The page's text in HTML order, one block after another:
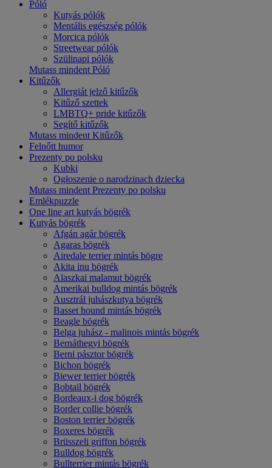
Póló
Kutyás pólók
Mentális egészség pólók
Morcica pólók
Streetwear pólók
Szülinapi pólók
Mutass mindent Póló
Kitűzők
Allergiát jelző kitűzők
Kitűző szettek
LMBTQ+ pride kitűzők
Segítő kitűzők
Mutass mindent Kitűzők
Felnőtt humor
Prezenty po polsku
Kubki
Ogłoszenie o narodzinach dziecka
Mutass mindent Prezenty po polsku
Emlékpuzzle
One line art kutyás bögrék
Kutyás bögrék
Afgán agár bögrék
Agaras bögrék
Airedale terrier mintás bögre
Akita inu bögrék
Alaszkai malamut bögrék
Amerikai bulldog mintás bögrék
Ausztrál juhászkutya bögrék
Basset hound mintás bögrék
Beagle bögrék
Belga juhász - malinois mintás bögrék
Bernáthegyi bögrék
Berni pásztor bögrék
Bichon bögrék
Biewer terrier bögrék
Bobtail bögrék
Bordeaux-i dog bögrék
Border collie bögrék
Boston terrier bögrék
Boxeres bögrék
Brüsszeli griffon bögrék
Bulldog bögrék
Bullterrier mintás bögrék